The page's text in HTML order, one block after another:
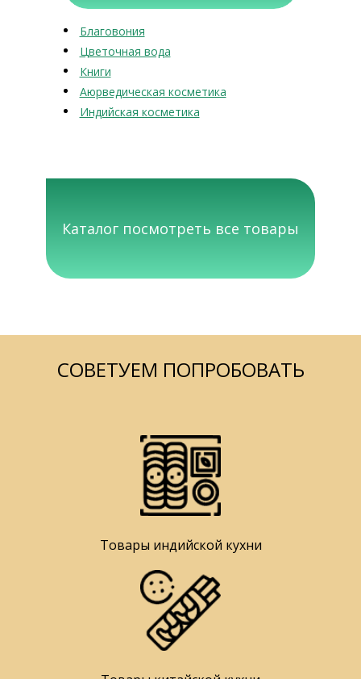
Благовония
Цветочная вода
Книги
Аюрведическая косметика
Индийская косметика
Каталог посмотреть все товары
СОВЕТУЕМ ПОПРОБОВАТЬ
Товары индийской кухни